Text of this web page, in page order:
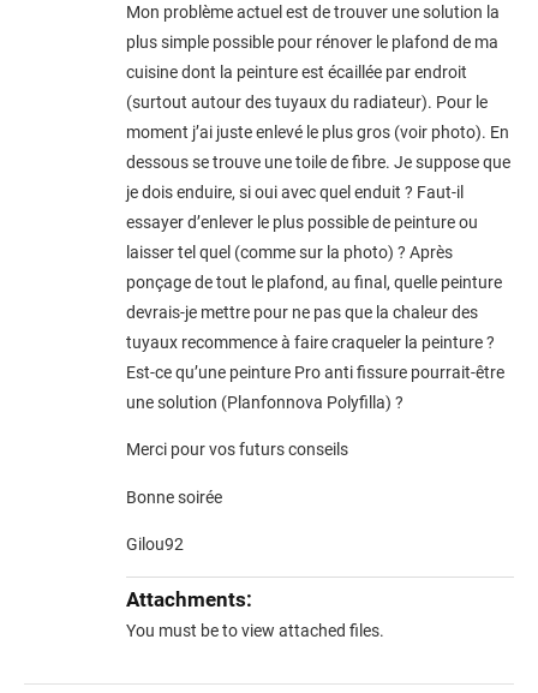
Mon problème actuel est de trouver une solution la
plus simple possible pour rénover le plafond de ma
cuisine dont la peinture est écaillée par endroit
(surtout autour des tuyaux du radiateur). Pour le
moment j’ai juste enlevé le plus gros (voir photo). En
dessous se trouve une toile de fibre. Je suppose que
je dois enduire, si oui avec quel enduit ? Faut-il
essayer d’enlever le plus possible de peinture ou
laisser tel quel (comme sur la photo) ? Après
ponçage de tout le plafond, au final, quelle peinture
devrais-je mettre pour ne pas que la chaleur des
tuyaux recommence à faire craqueler la peinture ?
Est-ce qu’une peinture Pro anti fissure pourrait-être
une solution (Planfonnova Polyfilla) ?
Merci pour vos futurs conseils
Bonne soirée
Gilou92
Attachments:
You must beto view attached files.